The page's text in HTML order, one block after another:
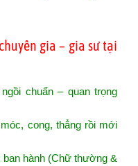
gia – gia sư tại
chuẩn – quan trọng
cong, thẳng rồi mới
hành (Chữ thường &